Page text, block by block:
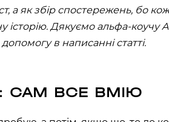
МЕТРО
а як збір спостережень, бо
історію. Дякуємо альфа-коучу
в написанні статті.
САМ ВСЕ ВМІЮ